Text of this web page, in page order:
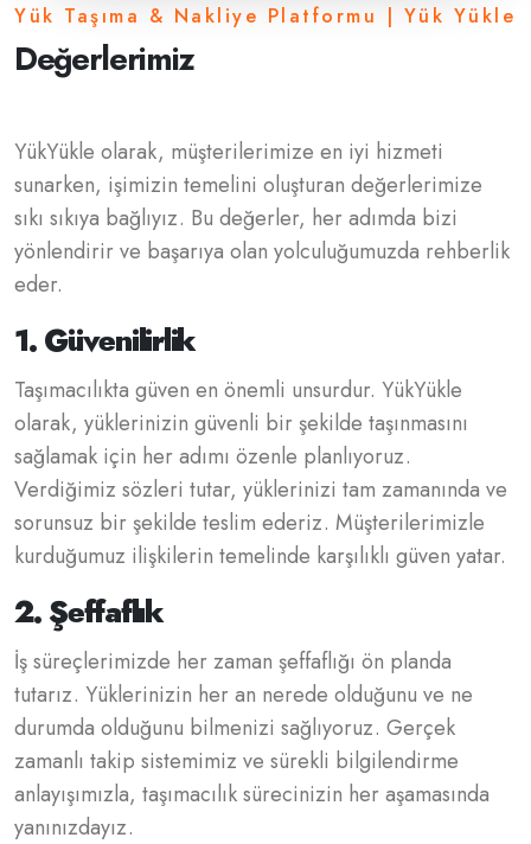
Yük Taşıma & Nakliye Platformu | Yük Yükle
Değerlerimiz
YükYükle olarak, müşterilerimize en iyi hizmeti
sunarken, işimizin temelini oluşturan değerlerimize
sıkı sıkıya bağlıyız. Bu değerler, her adımda bizi
yönlendirir ve başarıya olan yolculuğumuzda rehberlik
eder.
1. Güvenilirlik
Taşımacılıkta güven en önemli unsurdur. YükYükle
olarak, yüklerinizin güvenli bir şekilde taşınmasını
sağlamak için her adımı özenle planlıyoruz.
Verdiğimiz sözleri tutar, yüklerinizi tam zamanında ve
sorunsuz bir şekilde teslim ederiz. Müşterilerimizle
kurduğumuz ilişkilerin temelinde karşılıklı güven yatar.
2. Şeffaflık
İş süreçlerimizde her zaman şeffaflığı ön planda
tutarız. Yüklerinizin her an nerede olduğunu ve ne
durumda olduğunu bilmenizi sağlıyoruz. Gerçek
zamanlı takip sistemimiz ve sürekli bilgilendirme
anlayışımızla, taşımacılık sürecinizin her aşamasında
yanınızdayız.